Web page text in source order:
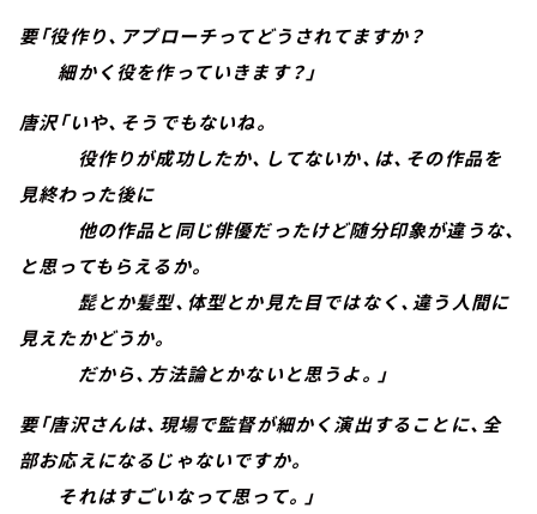
要「役作り、アプローチってどうされてますか？
細かく役を作っていきます？」
唐沢「いや、そうでもないね。
役作りが成功したか、してないか、は、その作品を
見終わった後に
他の作品と同じ俳優だったけど随分印象が違うな、
と思ってもらえるか。
髭とか髪型、体型とか見た目ではなく、違う人間に
見えたかどうか。
だから、方法論とかないと思うよ。」
要「唐沢さんは、現場で監督が細かく演出することに、全
部お応えになるじゃないですか。
それはすごいなって思って。」